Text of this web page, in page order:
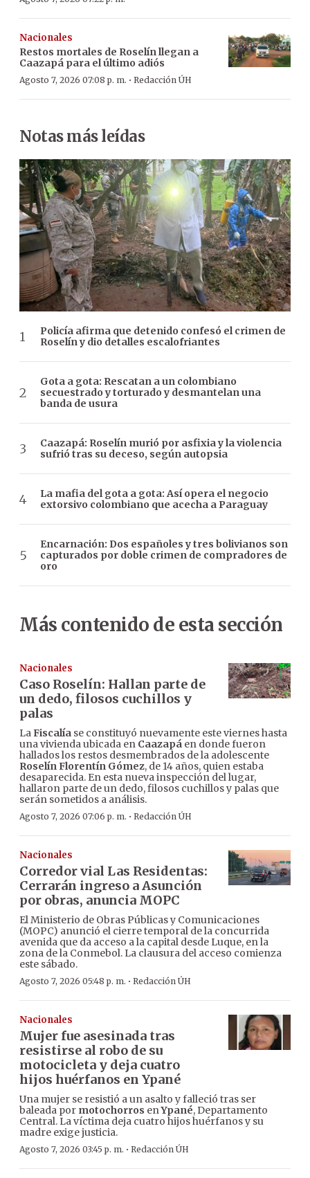
Nacionales
Restos mortales de Roselín llegan a
Caazapá para el último adiós
Agosto 7, 2026 07:08 p. m. · Redacción ÚH
Notas más leídas
Policía afirma que detenido confesó el crimen de
Roselín y dio detalles escalofriantes
Gota a gota: Rescatan a un colombiano
secuestrado y torturado y desmantelan una
banda de usura
Caazapá: Roselín murió por asfixia y la violencia
sufrió tras su deceso, según autopsia
La mafia del gota a gota: Así opera el negocio
extorsivo colombiano que acecha a Paraguay
Encarnación: Dos españoles y tres bolivianos son
capturados por doble crimen de compradores de
oro
Más contenido de esta sección
Nacionales
Caso Roselín: Hallan parte de
un dedo, filosos cuchillos y
palas
LaFiscalía se constituyó nuevamente este viernes hasta
una vivienda ubicada en Caazapá en donde fueron
hallados los restos desmembrados de la adolescente
Roselín Florentín Gómez, de 14 años, quien estaba
desaparecida. En esta nueva inspección del lugar,
hallaron parte de un dedo, filosos cuchillos y palas que
serán sometidos a análisis.
Agosto 7, 2026 07:06 p. m. · Redacción ÚH
Nacionales
Corredor vial Las Residentas:
Cerrarán ingreso a Asunción
por obras, anuncia MOPC
El Ministerio de Obras Públicas y Comunicaciones
(MOPC) anunció el cierre temporal de la concurrida
avenida que da acceso a la capital desde Luque, en la
zona de la Conmebol. La clausura del acceso comienza
este sábado.
Agosto 7, 2026 05:48 p. m. · Redacción ÚH
Nacionales
Mujer fue asesinada tras
resistirse al robo de su
motocicleta y deja cuatro
hijos huérfanos en Ypané
Una mujer se resistió a un asalto y falleció tras ser
baleada por motochorros enYpané, Departamento
Central. La víctima deja cuatro hijos huérfanos y su
madre exige justicia.
Agosto 7, 2026 03:45 p. m. · Redacción ÚH